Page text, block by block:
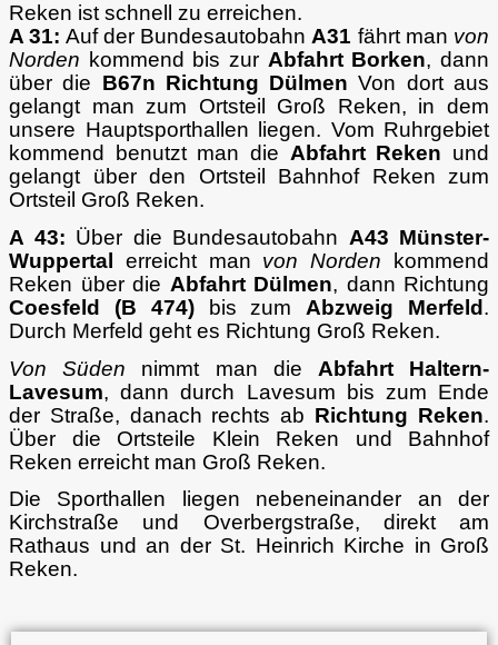
Reken ist schnell zu erreichen.
A 31: Auf der Bundesautobahn A31 fährt man von
Norden kommend bis zur Abfahrt Borken, dann
über die B67n Richtung Dülmen Von dort aus
gelangt man zum Ortsteil Groß Reken, in dem
unsere Hauptsporthallen liegen. Vom Ruhrgebiet
kommend benutzt man die Abfahrt Reken und
gelangt über den Ortsteil Bahnhof Reken zum
Ortsteil Groß Reken.
A 43: Über die Bundesautobahn A43 Münster-
Wuppertal erreicht man von Norden kommend
Reken über die Abfahrt Dülmen, dann Richtung
Coesfeld (B 474) bis zum Abzweig Merfeld.
Durch Merfeld geht es Richtung Groß Reken.
Von Süden nimmt man die Abfahrt Haltern-
Lavesum, dann durch Lavesum bis zum Ende
der Straße, danach rechts ab Richtung Reken.
Über die Ortsteile Klein Reken und Bahnhof
Reken erreicht man Groß Reken.
Die Sporthallen liegen nebeneinander an der
Kirchstraße und Overbergstraße, direkt am
Rathaus und an der St. Heinrich Kirche in Groß
Reken.